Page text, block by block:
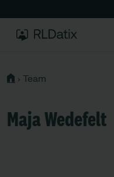
› Team
Maja Wedefelt